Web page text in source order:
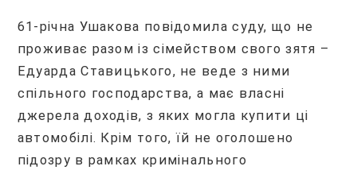
61-річна Ушакова повідомила суду, що не
проживає разом із сімейством свого зятя –
Едуарда Ставицького, не веде з ними
спільного господарства, а має власні
джерела доходів, з яких могла купити ці
автомобілі. Крім того, їй не оголошено
підозру в рамках кримінального